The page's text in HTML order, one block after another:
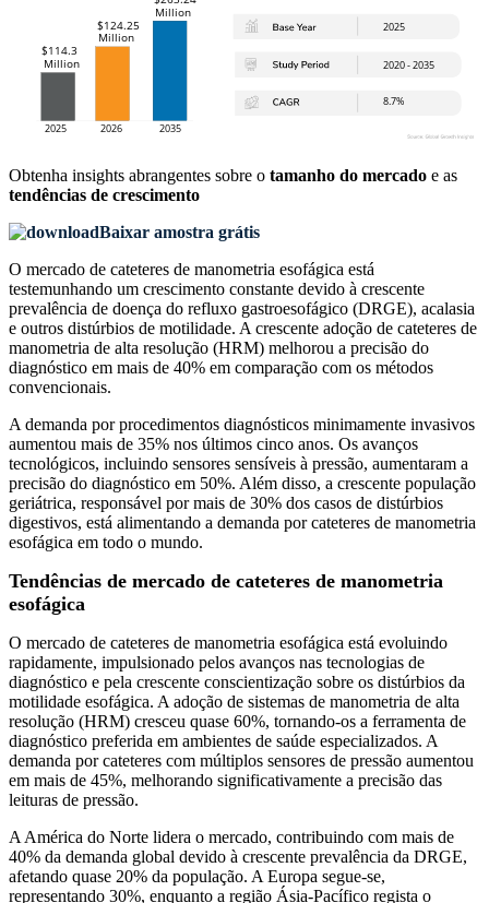
Obtenha insights abrangentes sobre o tamanho do mercado e as
tendências de crescimento
Baixar amostra grátis
O mercado de cateteres de manometria esofágica está
testemunhando um crescimento constante devido à crescente
prevalência de doença do refluxo gastroesofágico (DRGE), acalasia
e outros distúrbios de motilidade. A crescente adoção de cateteres de
manometria de alta resolução (HRM) melhorou a precisão do
diagnóstico em mais de 40% em comparação com os métodos
convencionais.
A demanda por procedimentos diagnósticos minimamente invasivos
aumentou mais de 35% nos últimos cinco anos. Os avanços
tecnológicos, incluindo sensores sensíveis à pressão, aumentaram a
precisão do diagnóstico em 50%. Além disso, a crescente população
geriátrica, responsável por mais de 30% dos casos de distúrbios
digestivos, está alimentando a demanda por cateteres de manometria
esofágica em todo o mundo.
Tendências de mercado de cateteres de manometria
esofágica
O mercado de cateteres de manometria esofágica está evoluindo
rapidamente, impulsionado pelos avanços nas tecnologias de
diagnóstico e pela crescente conscientização sobre os distúrbios da
motilidade esofágica. A adoção de sistemas de manometria de alta
resolução (HRM) cresceu quase 60%, tornando-os a ferramenta de
diagnóstico preferida em ambientes de saúde especializados. A
demanda por cateteres com múltiplos sensores de pressão aumentou
em mais de 45%, melhorando significativamente a precisão das
leituras de pressão.
A América do Norte lidera o mercado, contribuindo com mais de
40% da demanda global devido à crescente prevalência da DRGE,
afetando quase 20% da população. A Europa segue-se,
representando 30%, enquanto a região Ásia-Pacífico regista o